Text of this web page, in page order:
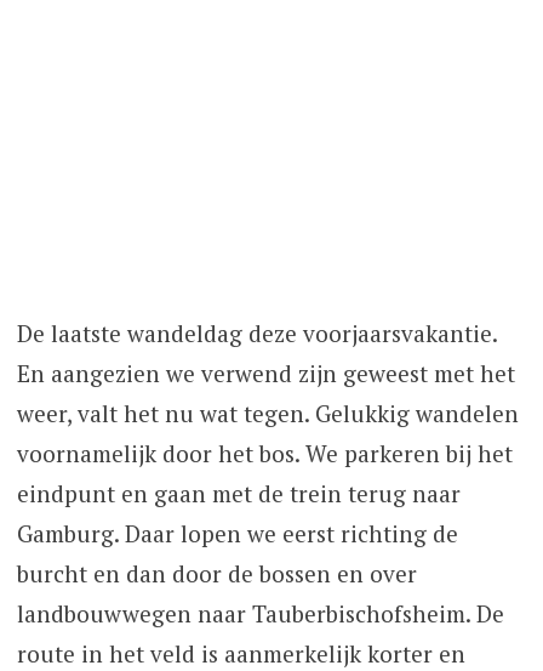
De laatste wandeldag deze voorjaarsvakantie.
En aangezien we verwend zijn geweest met het
weer, valt het nu wat tegen. Gelukkig wandelen
voornamelijk door het bos. We parkeren bij het
eindpunt en gaan met de trein terug naar
Gamburg. Daar lopen we eerst richting de
burcht en dan door de bossen en over
landbouwwegen naar Tauberbischofsheim. De
route in het veld is aanmerkelijk korter en